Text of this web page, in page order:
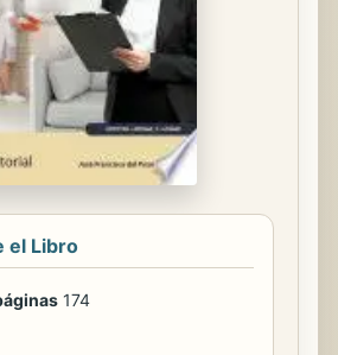
el Libro
174